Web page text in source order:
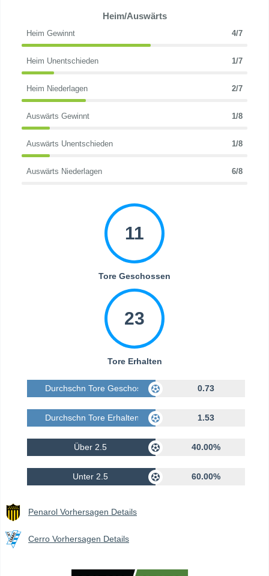
Heim/Auswärts
Heim Gewinnt 4/7
Heim Unentschieden 1/7
Heim Niederlagen 2/7
Auswärts Gewinnt 1/8
Auswärts Unentschieden 1/8
Auswärts Niederlagen 6/8
11
Tore Geschossen
23
Tore Erhalten
Durchschn Tore Geschossen 0.73
Durchschn Tore Erhalten 1.53
Über 2.5 40.00%
Unter 2.5 60.00%
Penarol Vorhersagen Details
Cerro Vorhersagen Details